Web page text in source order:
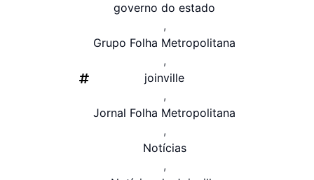
governo do estado
,
Grupo Folha Metropolitana
,
joinville
,
Jornal Folha Metropolitana
,
Notícias
,